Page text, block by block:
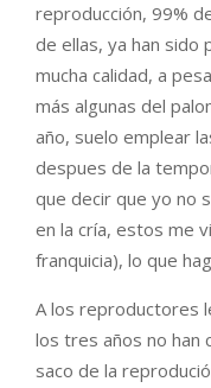
reproducción, 99%
de ellas, ya han sido
mucha calidad, a
más algunas del
año, suelo emplear
despues de la
que decir que yo no
en la cría, estos me
franquicia), lo que
A los reproductores
los tres años no han
saco de la